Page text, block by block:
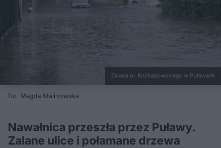
Zalana ul. Kochanowskiego w Puławach
fot. Magda Malinowska
Nawałnica przeszła przez Puławy.
Zalane ulice i połamane drzewa